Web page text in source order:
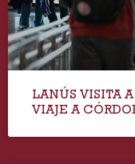
LANÚS VISITA
VIAJE A